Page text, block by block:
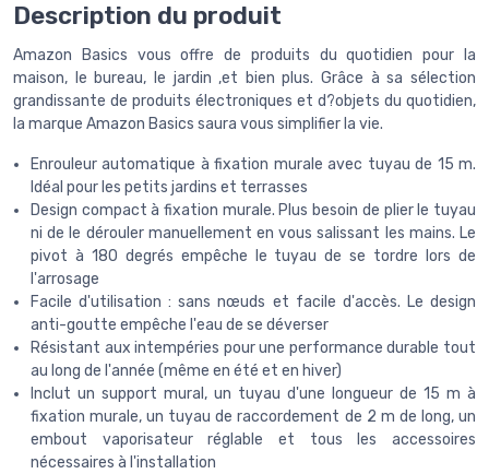
Description du produit
Amazon Basics vous offre de produits du quotidien pour la
maison, le bureau, le jardin ,et bien plus. Grâce à sa sélection
grandissante de produits électroniques et d?objets du quotidien,
la marque Amazon Basics saura vous simplifier la vie.
Enrouleur automatique à fixation murale avec tuyau de 15 m.
Idéal pour les petits jardins et terrasses
Design compact à fixation murale. Plus besoin de plier le tuyau
ni de le dérouler manuellement en vous salissant les mains. Le
pivot à 180 degrés empêche le tuyau de se tordre lors de
l'arrosage
Facile d'utilisation : sans nœuds et facile d'accès. Le design
anti-goutte empêche l'eau de se déverser
Résistant aux intempéries pour une performance durable tout
au long de l'année (même en été et en hiver)
Inclut un support mural, un tuyau d'une longueur de 15 m à
fixation murale, un tuyau de raccordement de 2 m de long, un
embout vaporisateur réglable et tous les accessoires
nécessaires à l'installation